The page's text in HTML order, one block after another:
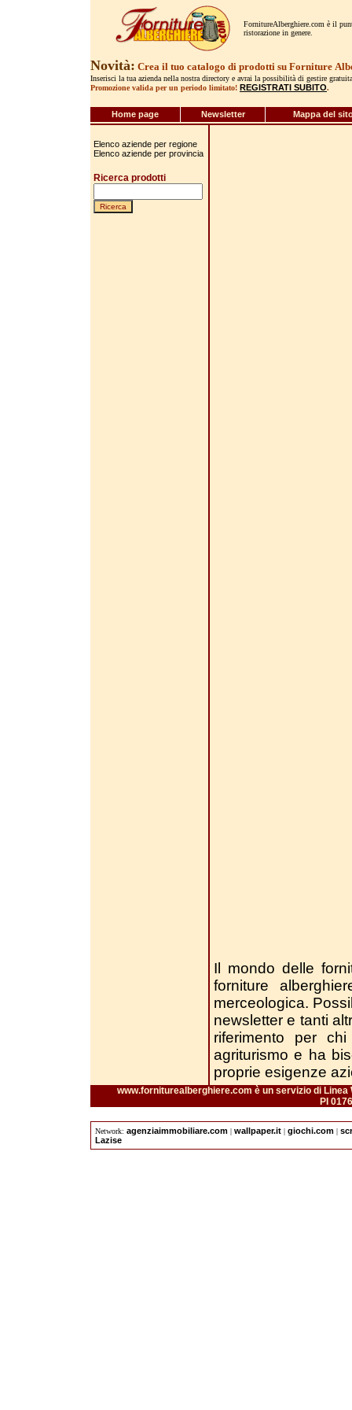
FornitureAlberghiere.com è il
ristorazione in genere.
Novità: Crea il tuo catalogo di prodotti su Forniture
Inserisci la tua azienda nella nostra directory e avrai la possibilità di gestire
Promozione valida per un periodo limitato! REGISTRATI SUBITO.
Home page Newsletter Mappa del
Elenco aziende per regione
Elenco aziende per provincia
Ricerca prodotti
Il mondo delle
forniture
merceologica.
newsletter e tanti
riferimento per
agriturismo e ha
proprie esigenze
www.forniturealberghiere.com è un servizio di Linea
PI
Network: agenziaimmobiliare.com | wallpaper.it | giochi.com |
Lazise